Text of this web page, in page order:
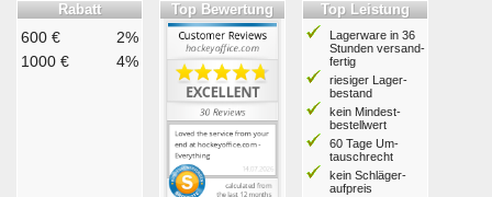
Rabatt
600 €
2%
1000 €
4%
Top Bewertung Top Leistung
Lagerware in 36
Stunden ver­sand­
fertig
riesiger Lager­
bestand
kein Mindest­
bestell­wert
60 Tage Um­
tausch­recht
kein Schläger­
aufpreis